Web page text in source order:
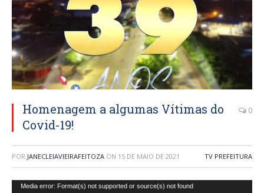
Homenagem a algumas Vítimas do
Covid-19!
0
POR JANECLEIAVIEIRAFEITOZA ON 15 DE MAIO DE 2021 TV PREFEITURA
Tocador
Media error: Format(s) not supported or source(s) not found